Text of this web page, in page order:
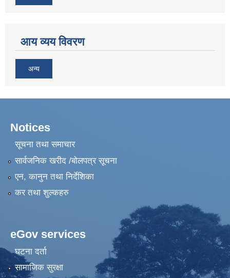
आय व्यय विवरण
अन्य
Notices
सूचना तथा समाचार
सार्वजनिक खरीद /बोलपत्र सूचना
एन, कानुन तथा निर्देशिका
कर तथा शुल्कहरु
eGov services
घटना दर्ता
सामाजिक सुरक्षा